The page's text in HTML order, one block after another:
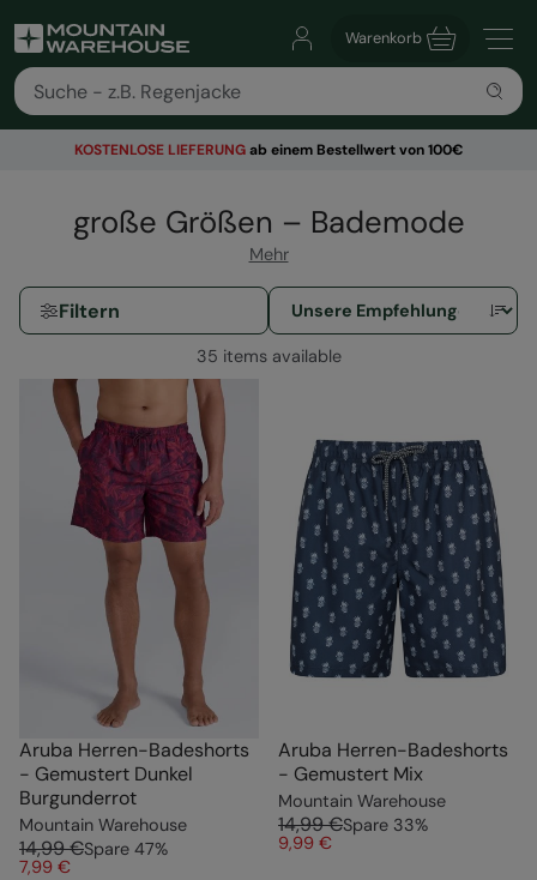
Warenkorb
KOSTENLOSE LIEFERUNGab einem Bestellwert von 100€
große Größen – Bademode
Mehr
Filtern
35 items available
Aruba Herren-Badeshorts
- Gemustert Dunkel
Burgunderrot
Mountain Warehouse
14,99 €Spare 47%
7,99 €
Aruba Herren-Badeshorts
- Gemustert Mix
Mountain Warehouse
14,99 €Spare 33%
9,99 €